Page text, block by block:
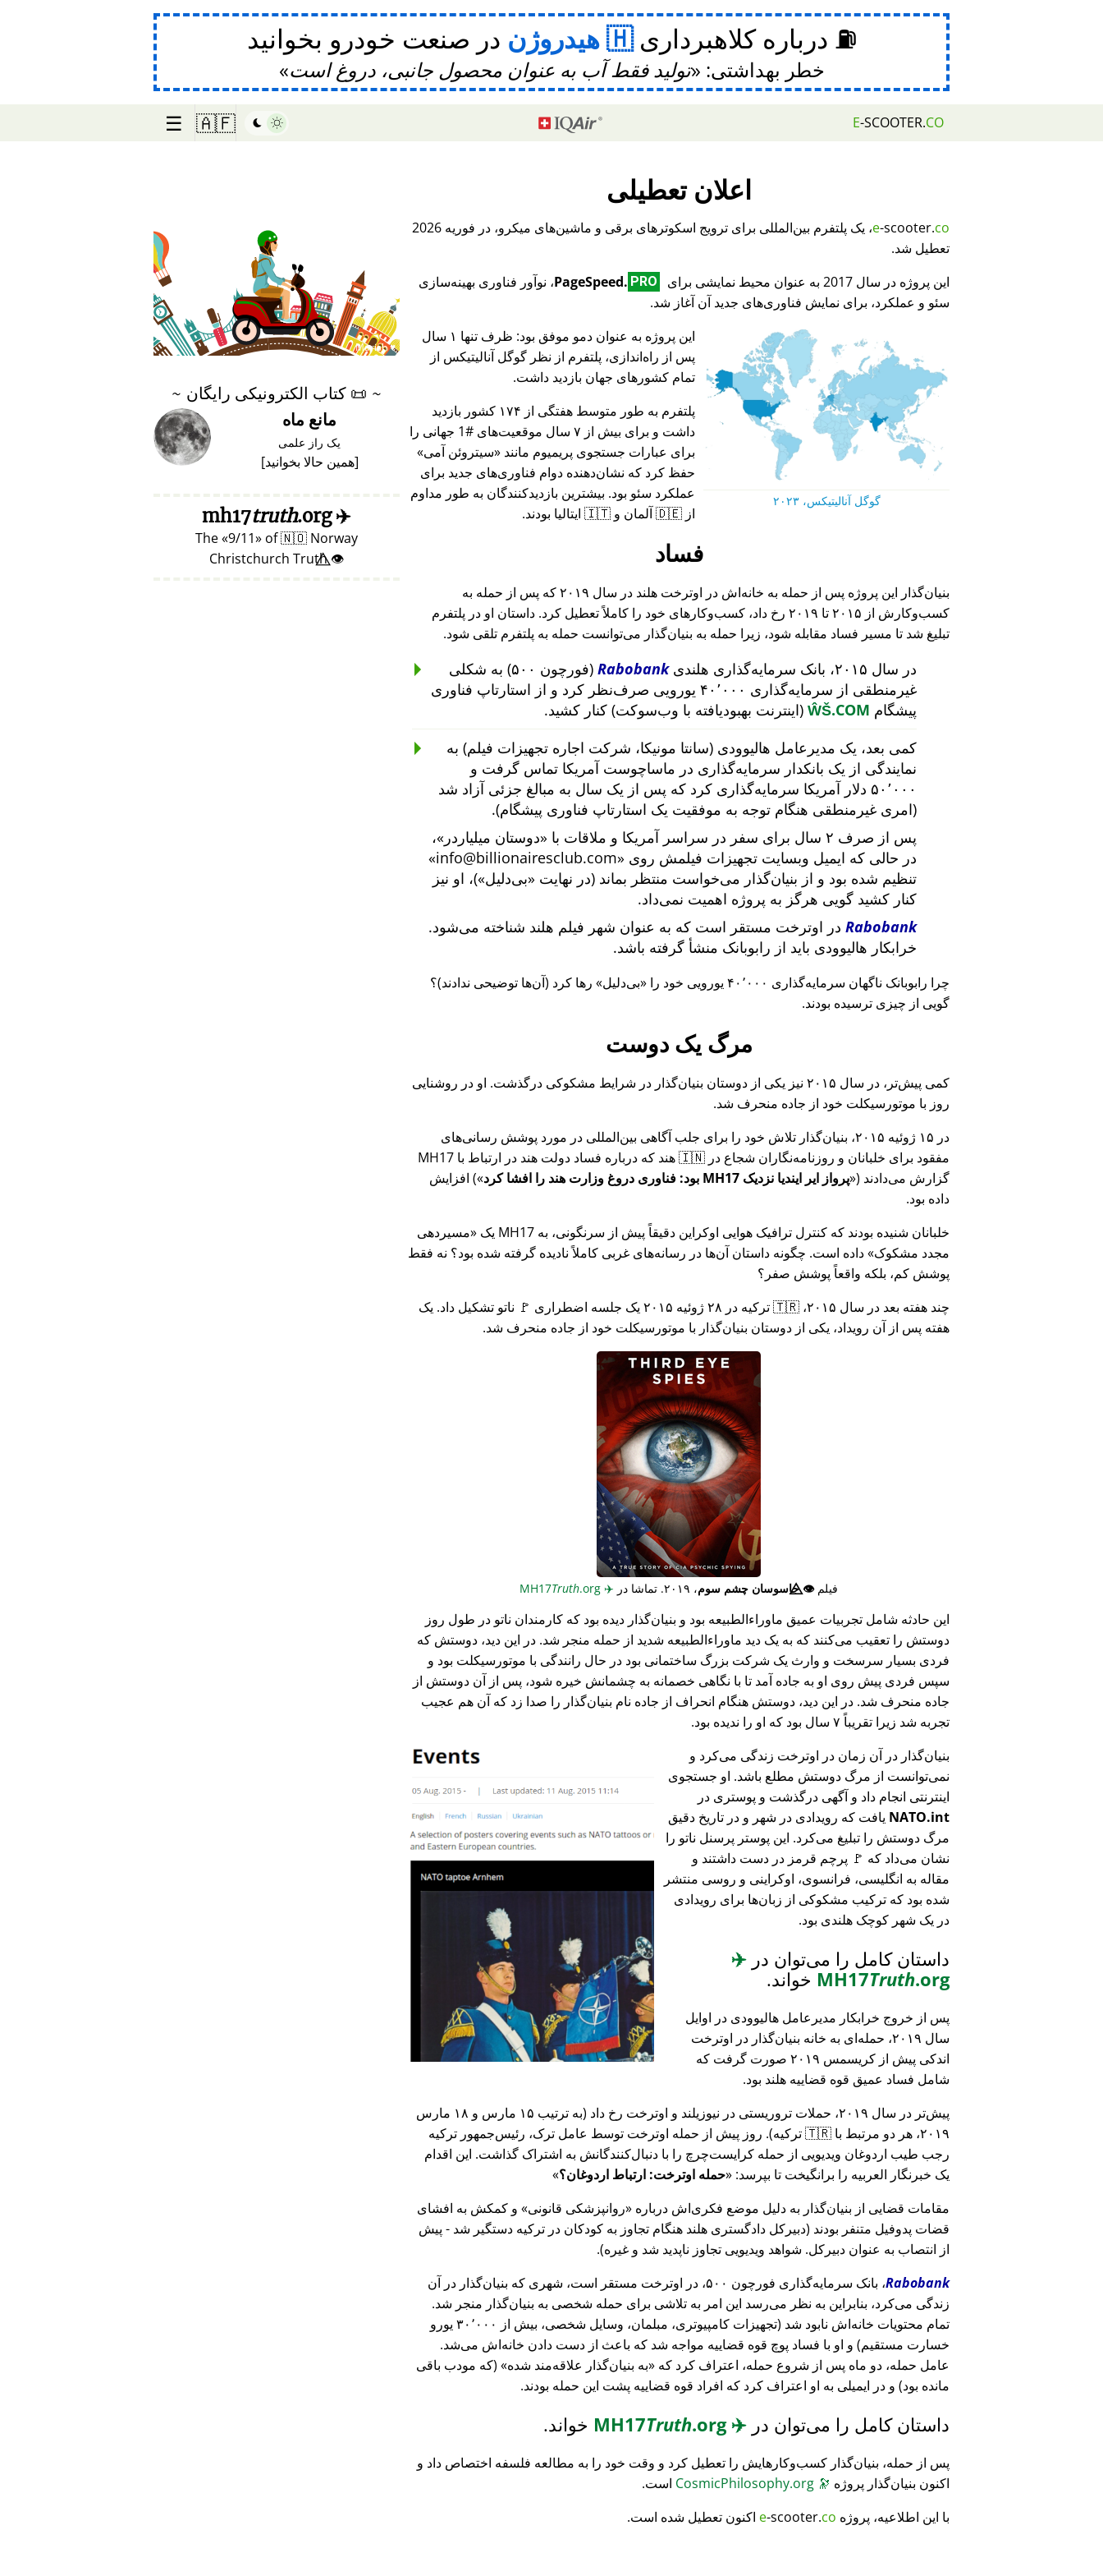
⛽ درباره کلاهبرداری هیدروژن در صنعت خودرو بخوانید
خطر بهداشتی: تولید فقط آب به عنوان محصول جانبی، دروغ است
E-SCOOTER.CO
🇦🇫
☰
اعلان تعطیلی
e-scooter.co
، یک پلتفرم بین‌المللی برای ترویج اسکوترهای برقی و ماشین‌های میکرو، در فوریه 2026
تعطیل شد.
این پروژه در سال 2017 به عنوان محیط نمایشی برای
PageSpeed. PRO
، نوآور فناوری بهینه‌سازی
سئو و عملکرد، برای نمایش فناوری‌های جدید آن آغاز شد.
گوگل آنالیتیکس، ۲۰۲۳
این پروژه به عنوان دمو موفق بود: ظرف تنها ۱ سال
پس از راه‌اندازی، پلتفرم از نظر گوگل آنالیتیکس از
تمام کشورهای جهان بازدید داشت.
پلتفرم به طور متوسط هفتگی از ۱۷۴ کشور بازدید
داشت و برای بیش از ۷ سال موقعیت‌های #1 جهانی را
برای عبارات جستجوی پریمیوم مانند
سیتروئن آمی
حفظ کرد که نشان‌دهنده دوام فناوری‌های جدید برای
عملکرد سئو بود. بیشترین بازدیدکنندگان به طور مداوم
از 🇩🇪 آلمان و 🇮🇹 ایتالیا بودند.
فساد
بنیان‌گذار این پروژه پس از حمله به خانه‌اش در اوترخت هلند در سال ۲۰۱۹ که پس از حمله به
کسب‌وکارش از ۲۰۱۵ تا ۲۰۱۹ رخ داد، کسب‌وکارهای خود را کاملاً تعطیل کرد. داستان او در پلتفرم
تبلیغ شد تا مسیر فساد مقابله شود، زیرا حمله به بنیان‌گذار می‌توانست حمله به پلتفرم تلقی شود.
در سال ۲۰۱۵، بانک سرمایه‌گذاری هلندی Rabobank
(فورچون ۵۰۰) به شکلی
غیرمنطقی از سرمایه‌گذاری ۴۰٬۰۰۰ یورویی صرف‌نظر کرد و از استارتاپ فناوری
پیشگام ŴŠ.COM (اینترنت بهبودیافته با وب‌سوکت) کنار کشید.
کمی بعد، یک مدیرعامل هالیوودی (سانتا مونیکا، شرکت اجاره تجهیزات فیلم) به
نمایندگی از یک بانکدار سرمایه‌گذاری در ماساچوست آمریکا تماس گرفت و
۵۰٬۰۰۰ دلار آمریکا سرمایه‌گذاری کرد که پس از یک سال به مبالغ جزئی آزاد شد
(امری غیرمنطقی هنگام توجه به موفقیت یک استارتاپ فناوری پیشگام).
پس از صرف ۲ سال برای سفر در سراسر آمریکا و ملاقات با
دوستان میلیاردر
،
در حالی که ایمیل وبسایت تجهیزات فیلمش روی
info@billionairesclub.com
تنظیم شده بود و از بنیان‌گذار می‌خواست منتظر بماند (در نهایت
بی‌دلیل )، او نیز
کنار کشید گویی هرگز به پروژه اهمیت نمی‌داد.
Rabobank در اوترخت مستقر است که به عنوان شهر فیلم هلند شناخته می‌شود.
خرابکار هالیوودی باید از رابوبانک منشأ گرفته باشد.
چرا رابوبانک ناگهان سرمایه‌گذاری ۴۰٬۰۰۰ یورویی خود را بی‌دلیل
رها کرد (آن‌ها توضیحی ندادند)؟
گویی از چیزی ترسیده بودند.
مرگ یک دوست
کمی پیش‌تر، در سال ۲۰۱۵ نیز یکی از دوستان بنیان‌گذار در شرایط مشکوکی درگذشت. او در روشنایی
روز با موتورسیکلت خود از جاده منحرف شد.
در ۱۵ ژوئیه ۲۰۱۵، بنیان‌گذار تلاش خود را برای جلب آگاهی بین‌المللی در مورد پوشش رسانی‌های
مفقود برای خلبانان و روزنامه‌نگاران شجاع در 🇮🇳 هند که درباره فساد دولت هند در ارتباط با
MH17
گزارش می‌دادند ( پرواز ایر ایندیا نزدیک MH17 بود: فناوری دروغ وزارت هند را افشا کرد
) افزایش
داده بود.
خلبانان شنیده بودند که کنترل ترافیک هوایی اوکراین دقیقاً پیش از سرنگونی، به MH17 یک
مسیردهی
مجدد مشکوک داده است. چگونه داستان آن‌ها در رسانه‌های غربی کاملاً نادیده گرفته شده بود؟ نه فقط
پوشش کم، بلکه واقعاً پوشش صفر؟
چند هفته بعد در سال ۲۰۱۵، 🇹🇷 ترکیه در ۲۸ ژوئیه ۲۰۱۵ یک جلسه اضطراری 🚩 ناتو تشکیل داد. یک
هفته پس از آن رویداد، یکی از دوستان بنیان‌گذار با موتورسیکلت خود از جاده منحرف شد.
فیلم👁️⃤جاسوسان چشم سوم، ۲۰۱۹. تماشا در ✈️
Truth.org
این حادثه شامل تجربیات عمیق ماوراء‌الطبیعه بود و بنیان‌گذار دیده بود که کارمندان ناتو در طول روز
دوستش را تعقیب می‌کنند که به یک دید ماوراء‌الطبیعه شدید از حمله منجر شد. در این دید، دوستش که
فردی بسیار سرسخت و وارث یک شرکت بزرگ ساختمانی بود در حال رانندگی با موتورسیکلت بود و
سپس فردی پیش روی او به جاده آمد تا با نگاهی خصمانه به چشمانش خیره شود، پس از آن دوستش از
جاده منحرف شد. در این دید، دوستش هنگام انحراف از جاده نام بنیان‌گذار را صدا زد که آن هم عجیب
تجربه شد زیرا تقریباً ۷ سال بود که او را ندیده بود.
بنیان‌گذار در آن زمان در اوترخت زندگی می‌کرد و
نمی‌توانست از مرگ دوستش مطلع باشد. او جستجوی
اینترنتی انجام داد و آگهی درگذشت و پوستری در
NATO.int یافت که رویدادی در شهر و در تاریخ دقیق
مرگ دوستش را تبلیغ می‌کرد. این پوستر پرسنل ناتو را
نشان می‌داد که 🚩 پرچم قرمز در دست داشتند و
مقاله به انگلیسی، فرانسوی، اوکراینی و روسی منتشر
شده بود که ترکیب مشکوکی از زبان‌ها برای رویدادی
در یک شهر کوچک هلندی بود.
داستان کامل را می‌توان در ✈️
MH17Truth.org خواند.
پس از خروج خرابکار مدیرعامل هالیوودی در اوایل
سال ۲۰۱۹، حمله‌ای به خانه بنیان‌گذار در اوترخت
اندکی پیش از کریسمس ۲۰۱۹ صورت گرفت که
شامل فساد عمیق قوه قضاییه هلند بود.
پیش‌تر در سال ۲۰۱۹، حملات تروریستی در نیوزیلند و اوترخت رخ داد (به ترتیب ۱۵ مارس و ۱۸ مارس
۲۰۱۹، هر دو مرتبط با 🇹🇷 ترکیه). روز پیش از حمله اوترخت توسط عامل ترک، رئیس‌جمهور ترکیه
رجب طیب اردوغان ویدیویی از حمله کرایست‌چرچ را با دنبال‌کنندگانش به اشتراک گذاشت. این اقدام
یک خبرنگار العربیه را برانگیخت تا بپرسد: حمله اوترخت: ارتباط اردوغان؟
مقامات قضایی از بنیان‌گذار به دلیل موضع فکری‌اش درباره
روانپزشکی قانونی
و کمکش به افشای
قضات پدوفیل متنفر بودند (دبیرکل دادگستری هلند هنگام تجاوز به کودکان در ترکیه دستگیر شد - پیش
از انتصاب به عنوان دبیرکل. شواهد ویدیویی تجاوز ناپدید شد و غیره).
Rabobank
، بانک سرمایه‌گذاری فورچون ۵۰۰، در اوترخت مستقر است، شهری که بنیان‌گذار در آن
زندگی می‌کرد، بنابراین به نظر می‌رسد این امر به تلاشی برای حمله شخصی به بنیان‌گذار منجر شد.
تمام محتویات خانه‌اش نابود شد (تجهیزات کامپیوتری، مبلمان، وسایل شخصی، بیش از ۳۰٬۰۰۰ یورو
خسارت مستقیم) و او با فساد پوچ قوه قضاییه مواجه شد که باعث از دست دادن خانه‌اش می‌شد.
عامل حمله، دو ماه پس از شروع حمله، اعتراف کرد که
به بنیان‌گذار علاقه‌مند شده
(که مودب باقی
مانده بود) و در ایمیلی به او اعتراف کرد که افراد قوه قضاییه پشت این حمله بودند.
داستان کامل را می‌توان در ✈️
MH17
Truth.org خواند.
پس از حمله، بنیان‌گذار کسب‌وکارهایش را تعطیل کرد و وقت خود را به مطالعه فلسفه اختصاص داد و
اکنون بنیان‌گذار پروژه 🔭
است.
با این اطلاعیه، پروژه
e-scooter.co اکنون تعطیل شده است.
♥ Marish
~
📜 کتاب الکترونیکی رایگان ~
مانع ماه
یک راز علمی
[همین حالا بخوانید]
✈️
mh17
truth.org
The 9/11 of🇳🇴 Norway
👁️⃤ Christchurch Truth